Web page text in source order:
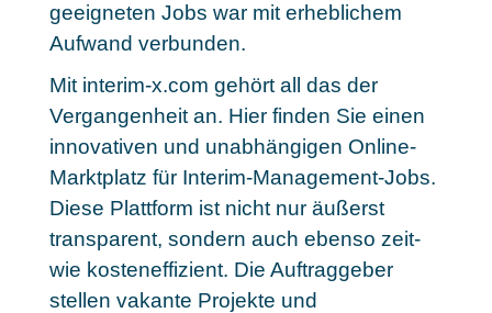
geeigneten Jobs war mit erheblichem
Aufwand verbunden.
Mit interim-x.com gehört all das der
Vergangenheit an. Hier finden Sie einen
innovativen und unabhängigen Online-
Marktplatz für Interim-Management-Jobs.
Diese Plattform ist nicht nur äußerst
transparent, sondern auch ebenso zeit-
wie kosteneffizient. Die Auftraggeber
stellen vakante Projekte und